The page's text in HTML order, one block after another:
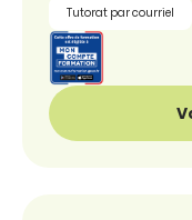
Tutorat par courriel